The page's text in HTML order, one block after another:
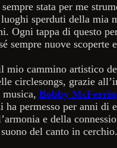
stata per me
sperduti della mia
Ogni tappa di questo
sempre nuove scoperte
mio cammino artistico
circlesongs, grazie
musica, Bobby McFerrin
ha permesso per anni di
e della
del canto in cerchio.